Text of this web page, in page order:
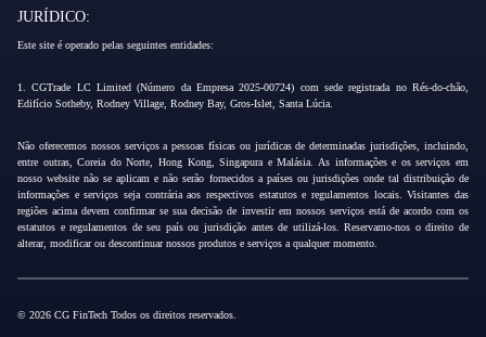
JURÍDICO:
Este site é operado pelas seguintes entidades:
1. CGTrade LC Limited (Número da Empresa 2025-00724) com sede registrada no Rés-do-chão,
Edifício Sotheby, Rodney Village, Rodney Bay, Gros-Islet, Santa Lúcia.
Não oferecemos nossos serviços a pessoas físicas ou jurídicas de determinadas jurisdições, incluindo,
entre outras, Coreia do Norte, Hong Kong, Singapura e Malásia. As informações e os serviços em
nosso website não se aplicam e não serão fornecidos a países ou jurisdições onde tal distribuição de
informações e serviços seja contrária aos respectivos estatutos e regulamentos locais. Visitantes das
regiões acima devem confirmar se sua decisão de investir em nossos serviços está de acordo com os
estatutos e regulamentos de seu país ou jurisdição antes de utilizá-los. Reservamo-nos o direito de
alterar, modificar ou descontinuar nossos produtos e serviços a qualquer momento.
© 2026 CG FinTech Todos os direitos reservados.